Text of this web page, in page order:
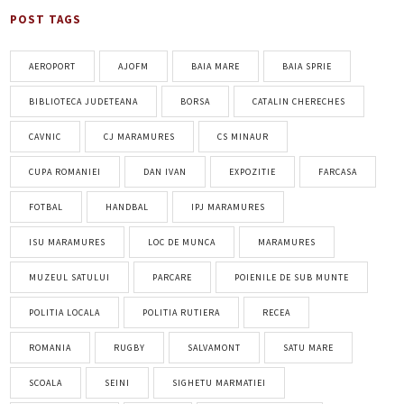
POST TAGS
AEROPORT AJOFM BAIA MARE BAIA SPRIE
BIBLIOTECA JUDETEANA BORSA CATALIN CHERECHES
CAVNIC CJ MARAMURES CS MINAUR
CUPA ROMANIEI DAN IVAN EXPOZITIE FARCASA
FOTBAL HANDBAL IPJ MARAMURES
ISU MARAMURES LOC DE MUNCA MARAMURES
MUZEUL SATULUI PARCARE POIENILE DE SUB MUNTE
POLITIA LOCALA POLITIA RUTIERA RECEA
ROMANIA RUGBY SALVAMONT SATU MARE
SCOALA SEINI SIGHETU MARMATIEI